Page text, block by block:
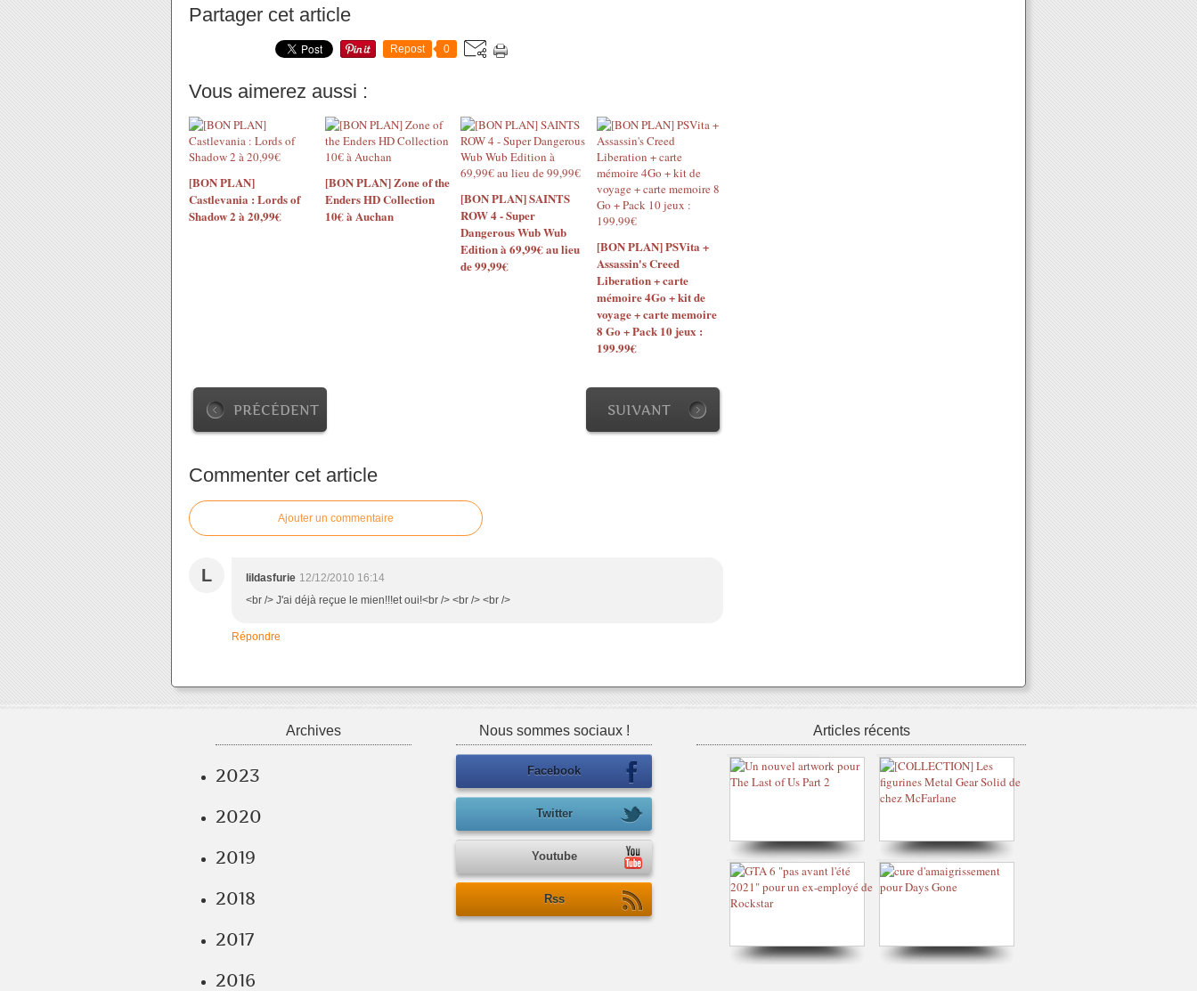
Partager cet article
Repost 0
Vous aimerez aussi :
[BON PLAN]
Castlevania : Lords of
Shadow 2 à 20,99€
[BON PLAN] Zone of the
Enders HD Collection
10€ à Auchan
[BON PLAN] SAINTS
ROW 4 - Super
Dangerous Wub Wub
Edition à 69,99€ au lieu
de 99,99€
[BON PLAN] PSVita +
Assassin's Creed
Liberation + carte
mémoire 4Go + kit de
voyage + carte memoire
8 Go + Pack 10 jeux :
199.99€
PRÉCÉDENT SUIVANT
Commenter cet article
Ajouter un commentaire
L lildasfurie 12/12/2010 16:14
<br /> J'ai déjà reçue le mien!!!et oui!<br /> <br /> <br />
Répondre
Archives
2023
2020
2019
2018
2017
2016
Nous sommes sociaux !
Facebook
Twitter
Youtube
Rss
Articles récents